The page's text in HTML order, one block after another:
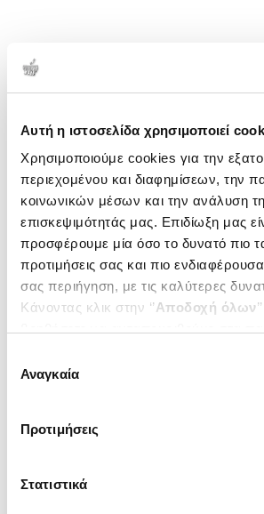
Αυτή η ιστοσελίδα χρησιμοποιεί
Χρησιμοποιούμε cookies για την
περιεχομένου και διαφημίσεων, την
κοινωνικών μέσων και την ανάλυση
επισκεψιμότητάς μας. Επιδίωξη μας
προσφέρουμε μία όσο το δυνατό πιο
προτιμήσεις σας και πιο
σας περιήγηση, με τις καλύτερες
Κάνοντας κλικ στην ‘’Αποδοχή όλων
ενδιαφέρουν και να επιλέξετε από τα
΄΄και να
συγκατάθεσης
Αναγκαία
Προτιμήσεις
Στατιστικά